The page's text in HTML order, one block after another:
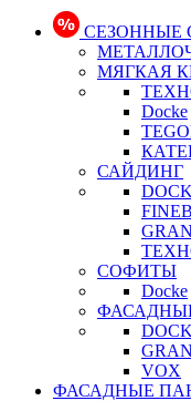
СЕЗОННЫЕ
МЯГКАЯ
Docke
САЙДИНГ
СОФИТЫ
Docke
VOX
ФАСАДНЫЕ